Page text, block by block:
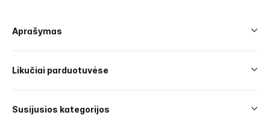
Aprašymas
Likučiai parduotuvėse
Susijusios kategorijos